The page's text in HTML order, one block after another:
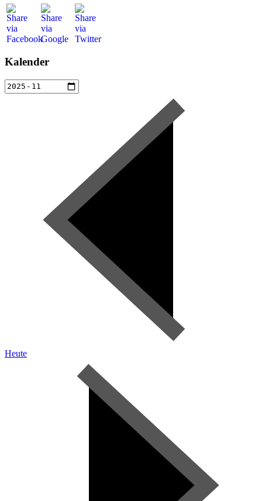
Kalender
Heute